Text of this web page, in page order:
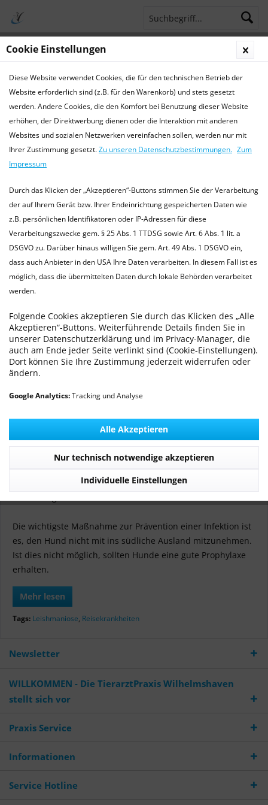
Terminsprechstunde Service Hotline 04421 773770
Krankheiten
Krankheiten bei Hunden
Bitte kontaktieren Sie immer einen (fachkundigen) Tierarzt
in Ihrer Nähe....mehr erfahren »
Filtern
14.10.15 00:00 1 Kommentare (1)
Leishmaniose beim Hund
In Deutschland wird die Leishmaniose beim Hund immer
häufiger diagnostiziert. Zur Diagnose sollten ein Antikörper-
Nachweis und eine Konjunktival-PCR kombiniert
Infektion sollte behandelt werden, in der Regel
Die wichtigste Maßnahme zur Prävention einer Infektion ist
es, den Hund nicht mit ins südliche Ausland mitzunehmen.
Ist dies nicht möglich, sollten Hunde eine gute Prophylaxe
erhalten.
Mehr lesen
Tags: Leishmaniose, Reisekrankheiten
Newsletter
WILLKOMMEN - Die TierarztPraxis Wilhelmshaven
stellt sich vor
Praxis Service
Informationen
Service Hotline
Cookie Einstellungen
Diese Website verwendet Cookies, die für den technischen Betrieb der
Website erforderlich sind (z.B. für den Warenkorb) und stets gesetzt
werden. Andere Cookies, die den Komfort bei Benutzung dieser Website
erhöhen, der Direktwerbung dienen oder die Interaktion mit anderen
Websites und sozialen Netzwerken vereinfachen sollen, werden nur mit
Ihrer Zustimmung gesetzt.Zu unseren Datenschutzbestimmungen. Zum
Impressum
Durch das Klicken der „Akzeptieren“-Buttons stimmen Sie der Verarbeitung
der auf Ihrem Gerät bzw. Ihrer Endeinrichtung gespeicherten Daten wie
z.B. persönlichen Identifikatoren oder IP-Adressen für diese
Verarbeitungszwecke gem. § 25 Abs. 1 TTDSG sowie Art. 6 Abs. 1 lit. a
DSGVO zu. Darüber hinaus willigen Sie gem. Art. 49 Abs. 1 DSGVO ein,
dass auch Anbieter in den USA Ihre Daten verarbeiten. In diesem Fall ist es
möglich, dass die übermittelten Daten durch lokale Behörden verarbeitet
werden.
Folgende Cookies akzeptieren Sie durch das Klicken des „Alle
Akzeptieren“-Buttons. Weiterführende Details finden Sie in
unserer Datenschutzerklärung und im Privacy-Manager, die
auch am Ende jeder Seite verlinkt sind (Cookie-Einstellungen).
Dort können Sie Ihre Zustimmung jederzeit widerrufen oder
ändern.
Google Analytics:Tracking und Analyse
Individuelle Einstellungen
Nur technisch notwendige akzeptieren
Alle Akzeptieren